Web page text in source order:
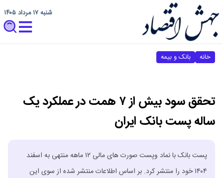
شنبه ۱۷ مرداد ۱۴۰۵
خانه بانک و بیمه
تحقق سود بیش از ۷ همت در عملکرد یک
ساله پست بانک ایران
پست بانک با نماد وپست صورت های مالی ۱۲ ماهه منتهی به اسفند
۱۴۰۴ خود را منتشر کرد. بر اساس اطلاعات منتشر شده از سوی این